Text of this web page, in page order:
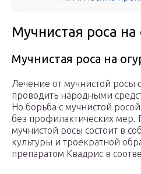
Мучнистая роса
Мучнистая роса на
Лечение от мучнистой росы
проводить народными
Но борьба с мучнистой
без профилактических мер.
мучнистой росы состоит в
культуры и троекратной
препаратом Квадрис в